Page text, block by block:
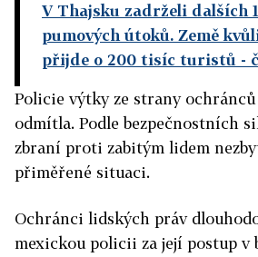
V Thajsku zadrželi dalších
pumových útoků. Země
přijde o 200 tisíc turistů -
Policie výtky ze strany
odmítla. Podle bezpečnostních
zbraní proti zabitým lidem
přiměřené situaci.
Ochránci lidských práv
mexickou policii za její postup v